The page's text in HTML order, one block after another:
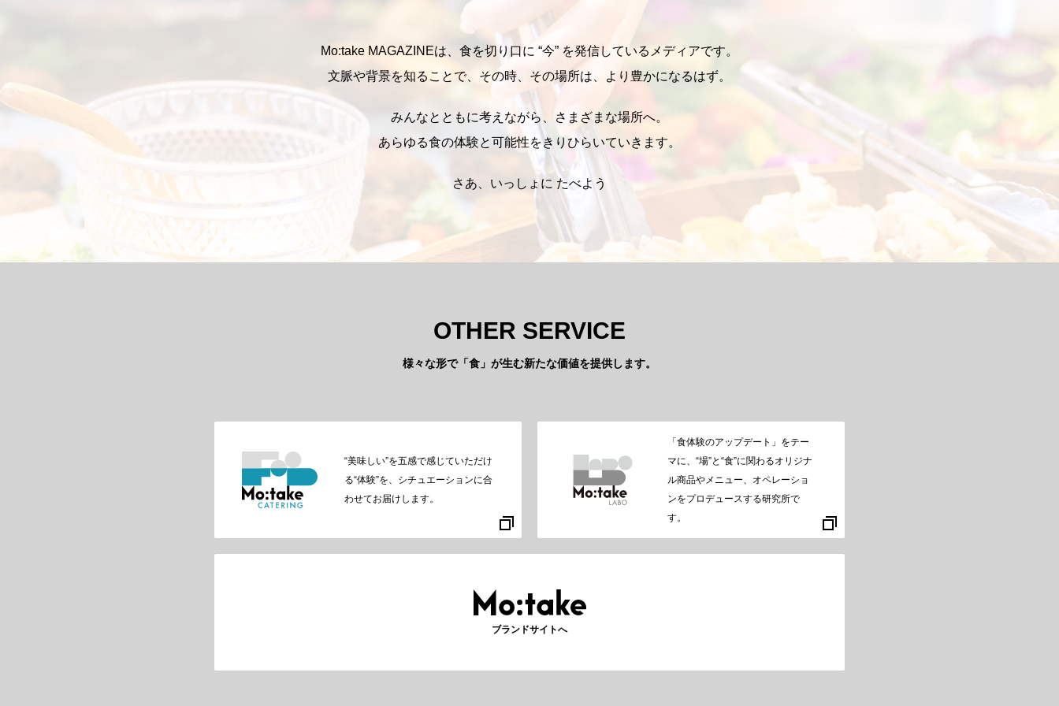
Mo:take MAGAZINEは、食を切り口に “今” を発信しているメディアです。
文脈や背景を知ることで、その時、その場所は、より豊かになるはず。
みんなとともに考えながら、さまざまな場所へ。
あらゆる食の体験と可能性をきりひらいていきます。
さあ、いっしょに たべよう
OTHER SERVICE
様々な形で「食」が生む新たな価値を提供します。
“美味しい”を五感で感じていただけ
る“体験”を、シチュエーションに合
わせてお届けします。
「食体験のアップデート」をテー
マに、“場”と“食”に関わるオリジナ
ル商品やメニュー、オペレーショ
ンをプロデュースする研究所で
す。
ブランドサイトへ